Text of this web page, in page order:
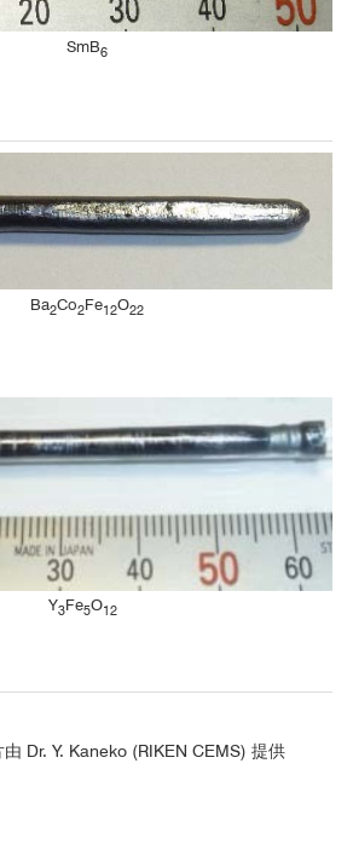
SmB6
Ba2Co2Fe12O22
Y3Fe5O12
Dr. Y. Kaneko (RIKEN CEMS) 提供